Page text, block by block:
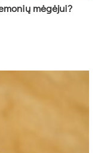
mėgėjui?